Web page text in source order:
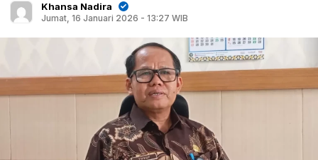
Khansa Nadira
Jumat, 16 Januari 2026 - 13:27 WIB